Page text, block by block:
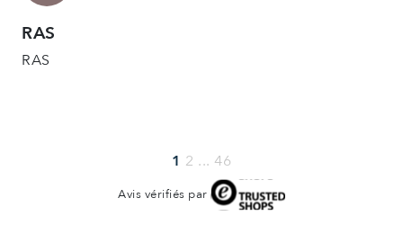
RAS
RAS
1 2 ... 46
Avis vérifiés par